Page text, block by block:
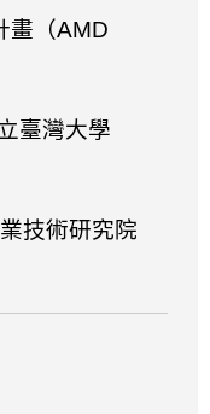
畫（AMD
臺灣大學
技術研究院